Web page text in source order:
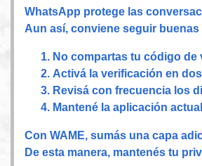
WhatsApp protege las
Aun así, conviene seguir
No compartas tu código de
Activá la verificación en
Revisá con frecuencia los
Mantené la aplicación
Con WAME, sumás una capa
De esta manera, mantenés tu